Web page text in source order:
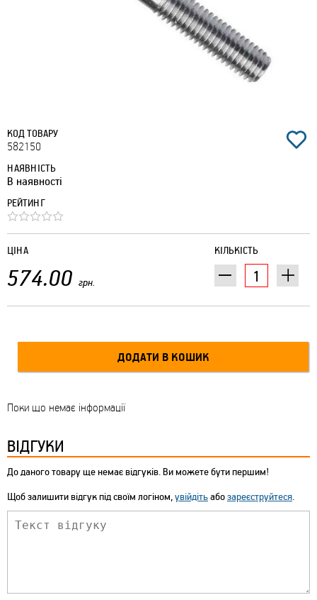
КОД ТОВАРУ
582150
НАЯВНІСТЬ
В наявності
РЕЙТИНГ
КІЛЬКІСТЬ
ЦІНА
574.00 грн.
Поки що немає інформації
ВІДГУКИ
До даного товару ще немає відгуків. Ви можете бути першим!
Щоб залишити відгук під своїм логіном,увійдітьабозареєструйтеся.